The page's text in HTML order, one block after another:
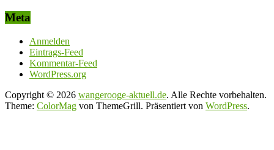
Meta
Anmelden
Eintrags-Feed
Kommentar-Feed
WordPress.org
Copyright © 2026 wangerooge-aktuell.de. Alle Rechte vorbehalten.
Theme: ColorMag von ThemeGrill. Präsentiert von WordPress.